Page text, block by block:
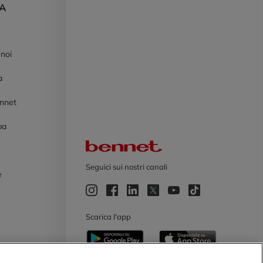
Seguici sui nostri canali
Scarica l'app